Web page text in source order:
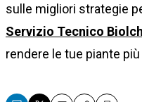
sulle migliori strategie
Servizio Tecnico
rendere le tue piante